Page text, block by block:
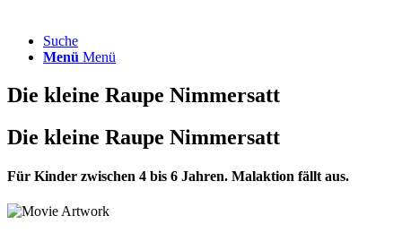
Suche
Menü Menü
Die kleine Raupe Nimmersatt
Die kleine Raupe Nimmersatt
Für Kinder zwischen 4 bis 6 Jahren. Malaktion fällt aus.